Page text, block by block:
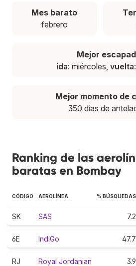
Mes barato
febrero
Mejor
ida: miércoles, vuelta
Mejor momento de
350 días de
Ranking de las
baratas en Bombay
CÓDIGO AEROLÍNEA % BÚSQUEDAS
SK SAS 7.2
6E IndiGo 47.7
RJ Royal Jordanian 3.9